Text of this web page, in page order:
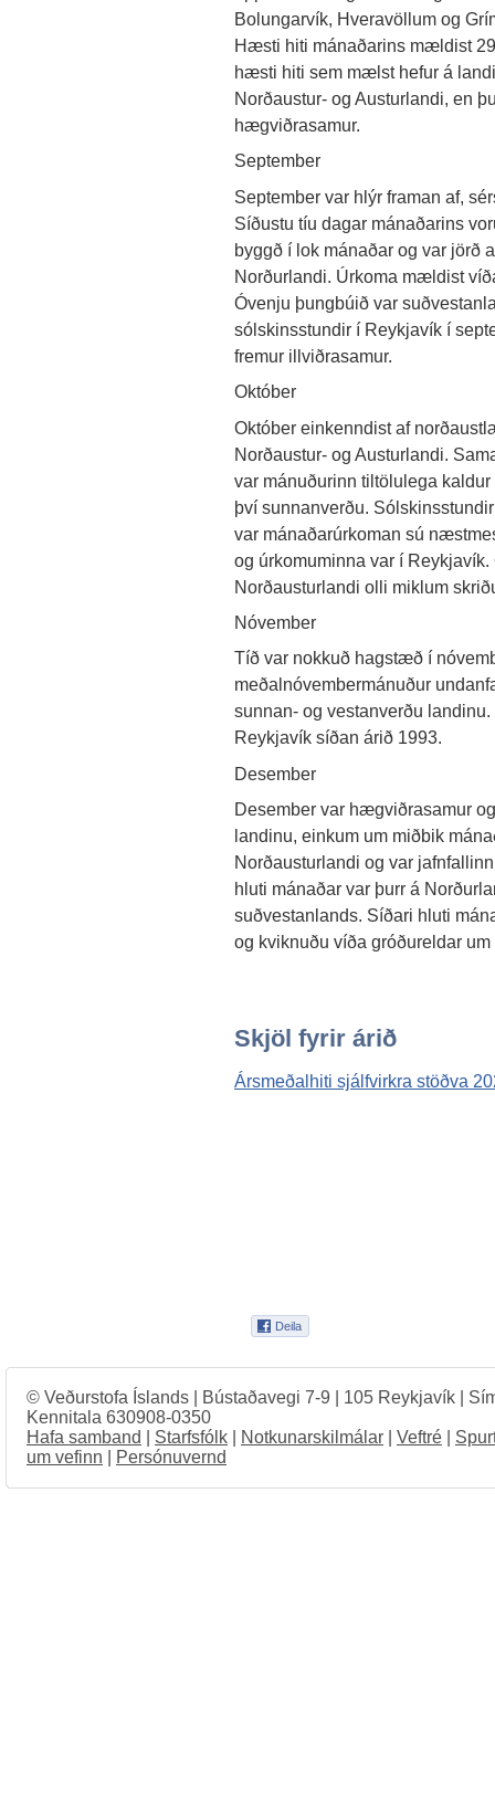
Bolungarvík, Hveravöllum og
Hæsti hiti mánaðarins mældist
hæsti hiti sem mælst hefur á
Norðaustur- og Austurlandi, en
hægviðrasamur.
September
September var hlýr framan af,
Síðustu tíu dagar mánaðarins
byggð í lok mánaðar og var jörð
Norðurlandi. Úrkoma mældist
Óvenju þungbúið var
sólskinsstundir í Reykjavík í
fremur illviðrasamur.
Október
Október einkenndist af
Norðaustur- og Austurlandi.
var mánuðurinn tiltölulega
því sunnanverðu.
var mánaðarúrkoman sú
og úrkomuminna var í
Norðausturlandi olli miklum
Nóvember
Tíð var nokkuð hagstæð í
meðalnóvembermánuður
sunnan- og vestanverðu
Reykjavík síðan árið 1993.
Desember
Desember var hægviðrasamur
landinu, einkum um miðbik
Norðausturlandi og var
hluti mánaðar var þurr á
suðvestanlands. Síðari hluti
og kviknuðu víða gróðureldar
Skjöl fyrir árið
Ársmeðalhiti sjálfvirkra stöðva
© Veðurstofa Íslands | Bústaðavegi 7-9 | 105 Reykjavík |
Kennitala 630908-0350
Hafa samband
Starfsfólk Notkunarskilmálar Veftré
um vefinn
Persónuvernd